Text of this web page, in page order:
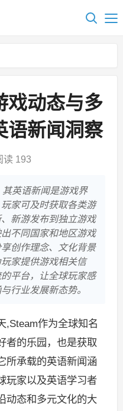
戏动态与多
语新闻洞察
读 193
英语新闻是游戏界
家可及时获取各类游
新游发布到独立游戏
不同国家和地区游戏
创作理念、文化背景
家提供游戏相关信
平台，让全球玩家感
行业发展新态势。
,Steam作为全球知名
者的乐园，也是获取
所承载的英语新闻涵
玩家以及英语学习者
动态和多元文化的大